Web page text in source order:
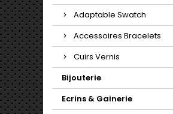
Adaptable Swatch
Accessoires Bracelets
Cuirs Vernis
Bijouterie
Ecrins & Gainerie